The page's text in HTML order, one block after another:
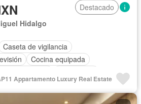
Destacado
Hidalgo
Caseta de vigilancia
Cocina equipada
Gas natural
Gimnasio
Appartamento Luxury Real Estate